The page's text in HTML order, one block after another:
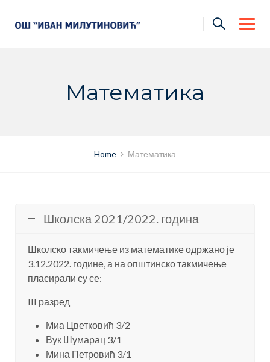
Математика
Home Математика
Школска 2021/2022. година
Школско такмичење из математике одржано је
3.12.2022. године, а на општинско такмичење
пласирали су се:
III разред
Миа Цветковић 3/2
Вук Шумарац 3/1
Мина Петровић 3/1